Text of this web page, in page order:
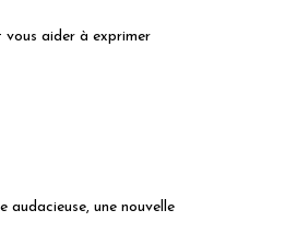
vous aider à exprimer
une nouvelle